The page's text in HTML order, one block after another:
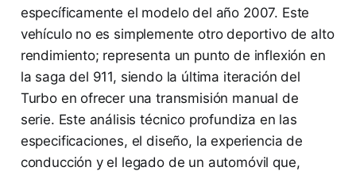
específicamente el modelo del año 2007. Este
vehículo no es simplemente otro deportivo de alto
rendimiento; representa un punto de inflexión en
la saga del 911, siendo la última iteración del
Turbo en ofrecer una transmisión manual de
serie. Este análisis técnico profundiza en las
especificaciones, el diseño, la experiencia de
conducción y el legado de un automóvil que,